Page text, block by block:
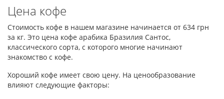
Цена кофе
Стоимость кофе в нашем магазине начинается от 634 грн
за кг. Это цена кофе арабика Бразилия Сантос,
классического сорта, с которого многие начинают
знакомство с кофе.
Хороший кофе имеет свою цену. На ценообразование
влияют следующие факторы: